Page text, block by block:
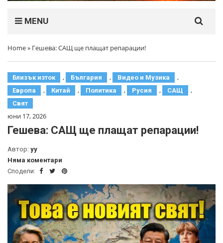
MENU
Home» Гешева: САЩ ще плащат репарации!
Близък изток , България , Видео и Музика ,
Европа , Китай , Политика , Русия , САЩ ,
Свят
юни 17, 2026
Гешева: САЩ ще плащат репарации!
Автор: yy
Няма коментари
Сподели: